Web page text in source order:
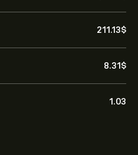
211.13‎$‎
8.31‎$‎
1.03